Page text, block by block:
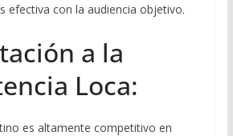
efectiva con la audiencia objetivo.
a la
Loca:
es altamente competitivo en